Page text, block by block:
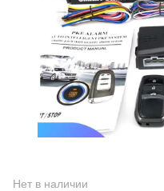
Нет в наличии